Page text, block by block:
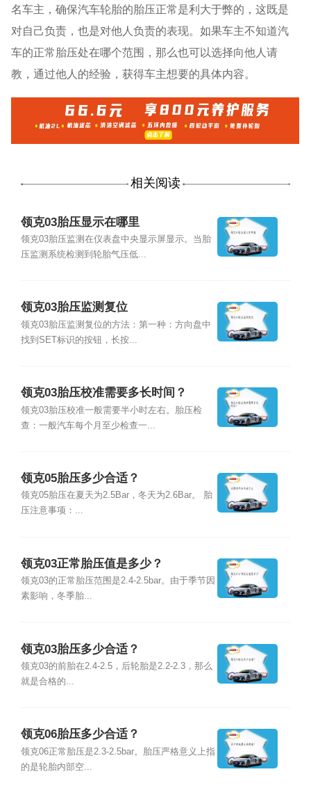
名车主，确保汽车轮胎的胎压正常是利大于弊的，这既是
对自己负责，也是对他人负责的表现。如果车主不知道汽
车的正常胎压处在哪个范围，那么也可以选择向他人请
教，通过他人的经验，获得车主想要的具体内容。
相关阅读
领克03胎压显示在哪里
领克03胎压监测在仪表盘中央显示屏显示。当胎
压监测系统检测到轮胎气压低...
领克03胎压监测复位
领克03胎压监测复位的方法：第一种：方向盘中
找到SET标识的按钮，长按...
领克03胎压校准需要多长时间？
领克03胎压校准一般需要半小时左右。胎压检
查：一般汽车每个月至少检查一...
领克05胎压多少合适？
领克05胎压在夏天为2.5Bar，冬天为2.6Bar。 胎
压注意事项：...
领克03正常胎压值是多少？
领克03的正常胎压范围是2.4-2.5bar。由于季节因
素影响，冬季胎...
领克03胎压多少合适？
领克03的前胎在2.4-2.5，后轮胎是2.2-2.3，那么
就是合格的...
领克06胎压多少合适？
领克06正常胎压是2.3-2.5bar。胎压严格意义上指
的是轮胎内部空...